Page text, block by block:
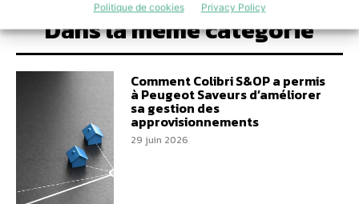
Politique de cookies Privacy Policy
Dans la même catégorie
Comment Colibri S&OP a permis
à Peugeot Saveurs d’améliorer
sa gestion des
approvisionnements
29 juin 2026